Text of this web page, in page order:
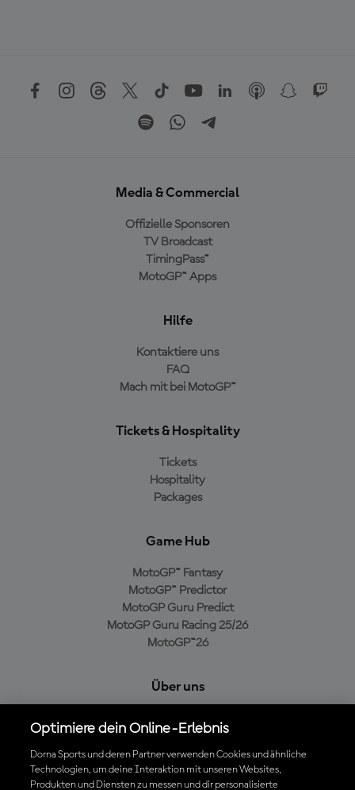
Media & Commercial
Offizielle Sponsoren
TV Broadcast
TimingPass™
MotoGP™ Apps
Hilfe
Kontaktiere uns
FAQ
Mach mit bei MotoGP™
Tickets & Hospitality
Tickets
Hospitality
Packages
Game Hub
MotoGP™ Fantasy
MotoGP™ Predictor
MotoGP Guru Predict
MotoGP Guru Racing 25/26
MotoGP™26
Über uns
Cookie-Richtlinien
Geschäftsbedingungen
Datenschutzrichtlinien
Optimiere dein Online-Erlebnis
Dorna Sports und deren Partner verwenden Cookies und ähnliche
Technologien, um deine Interaktion mit unseren Websites,
Produkten und Diensten zu messen und dir personalisierte